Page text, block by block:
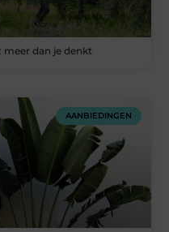
meer dan je denkt
AANBIEDINGEN